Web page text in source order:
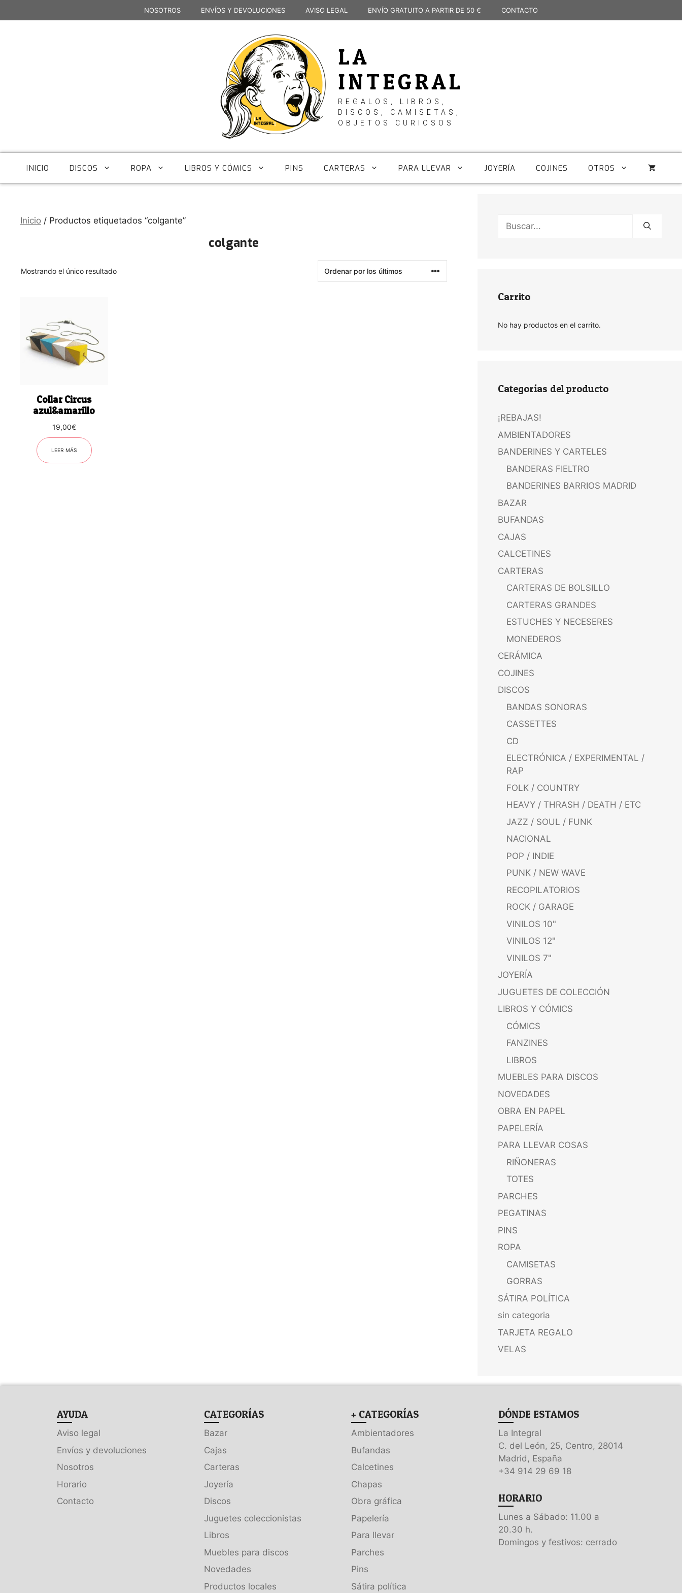
al
NOSOTROS ENVÍOS Y DEVOLUCIONES AVISO LEGAL ENVÍO GRATUITO A PARTIR DE 50 € CONTACTO
LA
INTEGRAL
REGALOS, LIBROS,
DISCOS, CAMISETAS,
OBJETOS CURIOSOS
INICIO DISCOS ROPA LIBROS Y CÓMICS PINS CARTERAS PARA LLEVAR JOYERÍA COJINES OTROS
Inicio / Productos etiquetados “colgante”
colgante
Mostrando el único resultado
Collar Circus
azul&amarillo
19,00€
LEER MÁS
Buscar:
Carrito
No hay productos en el carrito.
Categorías del producto
¡REBAJAS!
AMBIENTADORES
BANDERINES Y CARTELES
BANDERAS FIELTRO
BANDERINES BARRIOS MADRID
BAZAR
BUFANDAS
CAJAS
CALCETINES
CARTERAS
CARTERAS DE BOLSILLO
CARTERAS GRANDES
ESTUCHES Y NECESERES
MONEDEROS
CERÁMICA
COJINES
DISCOS
BANDAS SONORAS
CASSETTES
CD
ELECTRÓNICA / EXPERIMENTAL /
RAP
FOLK / COUNTRY
HEAVY / THRASH / DEATH / ETC
JAZZ / SOUL / FUNK
NACIONAL
POP / INDIE
PUNK / NEW WAVE
RECOPILATORIOS
ROCK / GARAGE
VINILOS 10"
VINILOS 12"
VINILOS 7"
JOYERÍA
JUGUETES DE COLECCIÓN
LIBROS Y CÓMICS
CÓMICS
FANZINES
LIBROS
MUEBLES PARA DISCOS
NOVEDADES
OBRA EN PAPEL
PAPELERÍA
PARA LLEVAR COSAS
RIÑONERAS
TOTES
PARCHES
PEGATINAS
PINS
ROPA
CAMISETAS
GORRAS
SÁTIRA POLÍTICA
sin categoria
TARJETA REGALO
VELAS
AYUDA
Aviso legal
Envíos y devoluciones
Nosotros
Horario
Contacto
CATEGORÍAS
Bazar
Cajas
Carteras
Joyería
Discos
Juguetes coleccionistas
Libros
Muebles para discos
Novedades
Productos locales
+ CATEGORÍAS
Ambientadores
Bufandas
Calcetines
Chapas
Obra gráfica
Papelería
Para llevar
Parches
Pins
Sátira política
DÓNDE ESTAMOS
La Integral
C. del León, 25, Centro, 28014
Madrid, España
+34 914 29 69 18
HORARIO
Lunes a Sábado: 11.00 a
20.30 h.
Domingos y festivos: cerrado